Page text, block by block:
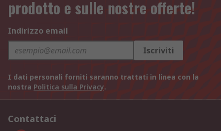
prodotto e sulle nostre offerte!
Indirizzo email
Iscriviti
I dati personali forniti saranno trattati in linea con la
nostra Politica sulla Privacy.
Contattaci